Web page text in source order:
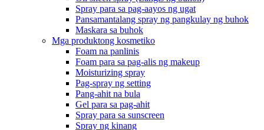
Spray para sa pag-aayos ng ugat
Pansamantalang spray ng pangkulay ng buhok
Maskara sa buhok
Mga produktong kosmetiko
Foam na panlinis
Foam para sa pag-alis ng makeup
Moisturizing spray
Pag-spray ng setting
Pang-ahit na bula
Gel para sa pag-ahit
Spray para sa sunscreen
Spray ng kinang